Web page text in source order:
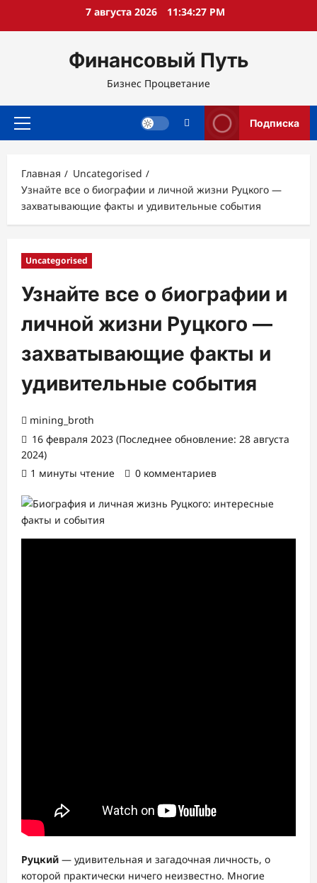
7 августа 2026 11:34:28 PM
Финансовый Путь
Бизнес Процветание
Основное
Подписка
Главная
Uncategorised
Узнайте все о биографии и личной жизни Руцкого —
захватывающие факты и удивительные события
Uncategorised
Узнайте все о биографии и
личной жизни Руцкого —
захватывающие факты и
удивительные события
mining_broth
16 февраля 2023 (Последнее обновление: 28 августа
2024)
1 минуты чтение
0 комментариев
Руцкий — удивительная и загадочная личность, о
которой практически ничего неизвестно. Многие